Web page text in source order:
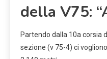
della V75:
Partendo dalla 10a corsia
sezione (v 75-4) ci